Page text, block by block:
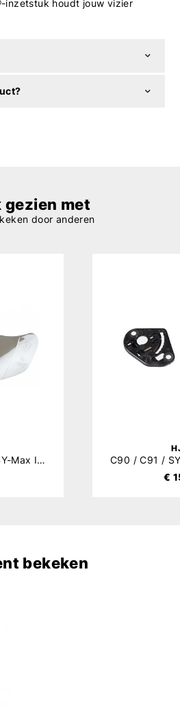
inzetstuk houdt jouw vizier
gezien met
door anderen
HJ-17 C90 / C91 / SY-Max III / IS-Max II Vizier
€
bekeken